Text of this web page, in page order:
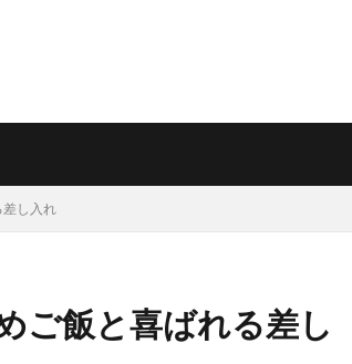
し入れ
ご飯と喜ばれる差し